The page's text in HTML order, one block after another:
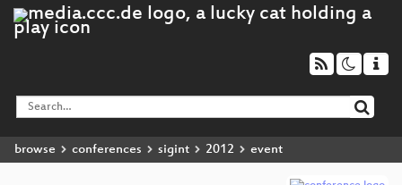
browse conferences sigint 2012 event